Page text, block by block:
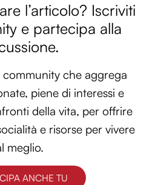
hai fornito loro o che hanno
loro servizi.
l’articolo? Iscriviti
e partecipa alla
che aggrega
piene di interessi e
della vita, per offrire
e risorse per vivere
meglio.
ANCHE TU